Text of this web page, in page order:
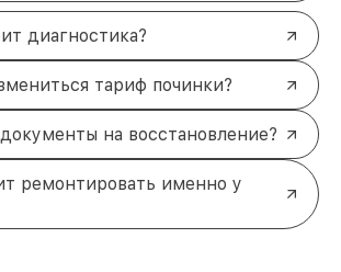
диагностика?
тариф починки?
на восстановление?
ремонтировать именно у